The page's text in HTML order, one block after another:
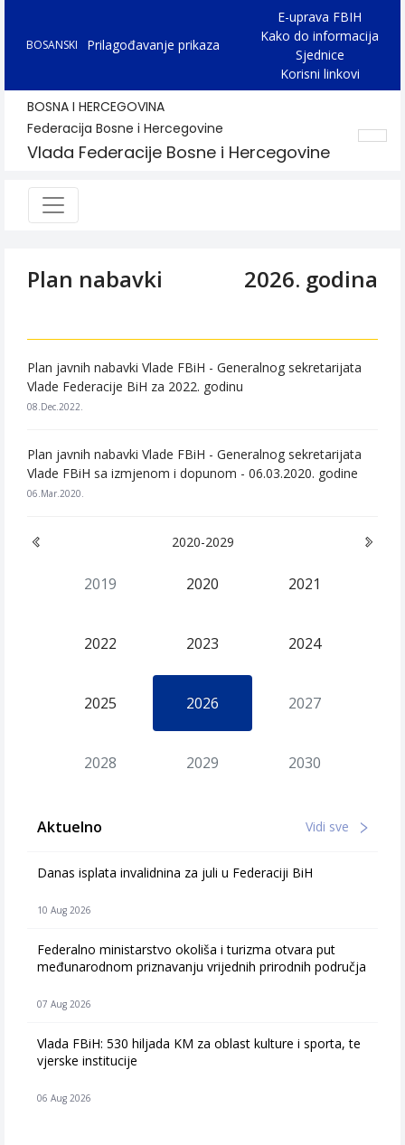
BOSANSKI Prilagođavanje prikaza
E-uprava FBIH
Kako do informacija
Sjednice
Korisni linkovi
BOSNA I HERCEGOVINA
Federacija Bosne i Hercegovine
Vlada Federacije Bosne i Hercegovine
Plan nabavki 2026. godina
Plan javnih nabavki Vlade FBiH - Generalnog sekretarijata
Vlade Federacije BiH za 2022. godinu
08.Dec.2022.
Plan javnih nabavki Vlade FBiH - Generalnog sekretarijata
Vlade FBiH sa izmjenom i dopunom - 06.03.2020. godine
06.Mar.2020.
2020-2029
2019 2020 2021
2022 2023 2024
2025 2026 2027
2028 2029 2030
Aktuelno Vidi sve
Danas isplata invalidnina za juli u Federaciji BiH
10 Aug 2026
Federalno ministarstvo okoliša i turizma otvara put
međunarodnom priznavanju vrijednih prirodnih područja
07 Aug 2026
Vlada FBiH: 530 hiljada KM za oblast kulture i sporta, te
vjerske institucije
06 Aug 2026